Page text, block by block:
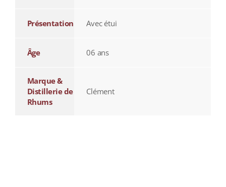
Présentation Avec étui
Âge 06 ans
Marque &
Distillerie de
Rhums
Clément